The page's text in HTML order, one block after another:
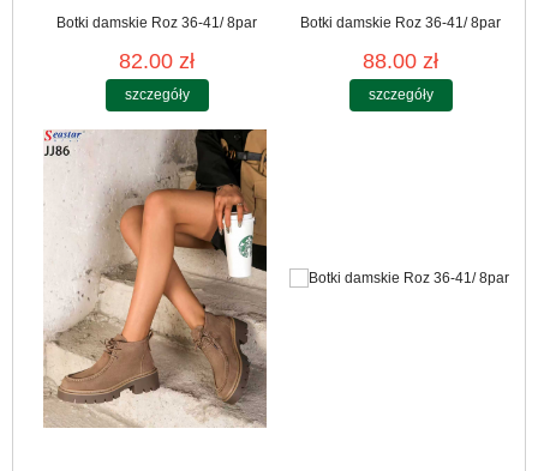
Botki damskie Roz 36-41/ 8par
82.00 zł
szczegóły
Botki damskie Roz 36-41/ 8par
88.00 zł
szczegóły